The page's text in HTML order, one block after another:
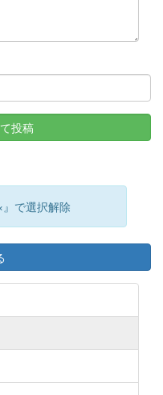
投稿
で選択解除